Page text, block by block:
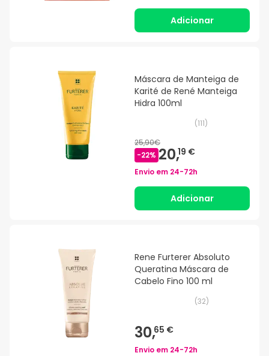
Adicionar
Máscara de Manteiga de
Karité de René Manteiga
Hidra 100ml
(111)
25,90€
-22% 20,19 €
Envio em 24-72h
Adicionar
Rene Furterer Absoluto
Queratina Máscara de
Cabelo Fino 100 ml
(32)
30,65 €
Envio em 24-72h